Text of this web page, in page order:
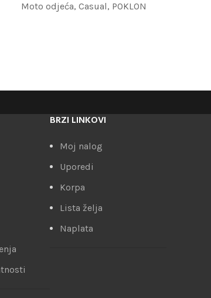
Moto odjeća, Casual, POKLON
BRZI LINKOVI
Moj nalog
Uporedi
Korpa
Lista želja
Naplata